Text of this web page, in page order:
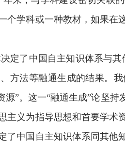
个学科或一种教材，如果
定了中国自主知识体系与
方法等融通生成的结果。
源”。这一“融通生成”论坚
主义为指导思想和首要学
了中国自主知识体系同其